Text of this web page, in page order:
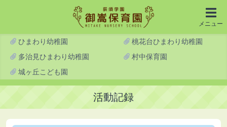
メニュー
ひまわり幼稚園
桃花台ひまわり幼稚園
多治見ひまわり幼稚園
村中保育園
城ヶ丘こども園
活動記録